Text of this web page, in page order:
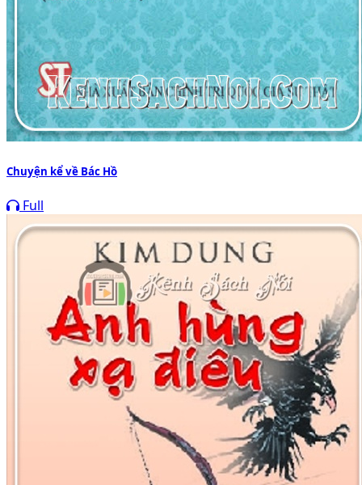
Chuyện kể về Bác Hồ
Full